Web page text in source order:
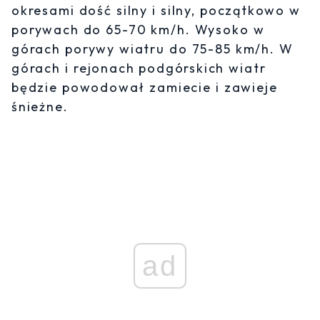
okresami dość silny i silny, początkowo w
porywach do 65-70 km/h. Wysoko w
górach porywy wiatru do 75-85 km/h. W
górach i rejonach podgórskich wiatr
będzie powodował zamiecie i zawieje
śnieżne.
ad